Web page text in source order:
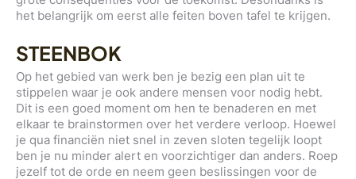
het belangrijk om eerst alle feiten boven tafel te krijgen.
STEENBOK
Op het gebied van werk ben je bezig een plan uit te
stippelen waar je ook andere mensen voor nodig hebt.
Dit is een goed moment om hen te benaderen en met
elkaar te brainstormen over het verdere verloop. Hoewel
je qua financiën niet snel in zeven sloten tegelijk loopt
ben je nu minder alert en voorzichtiger dan anders. Roep
jezelf tot de orde en neem geen beslissingen voor de